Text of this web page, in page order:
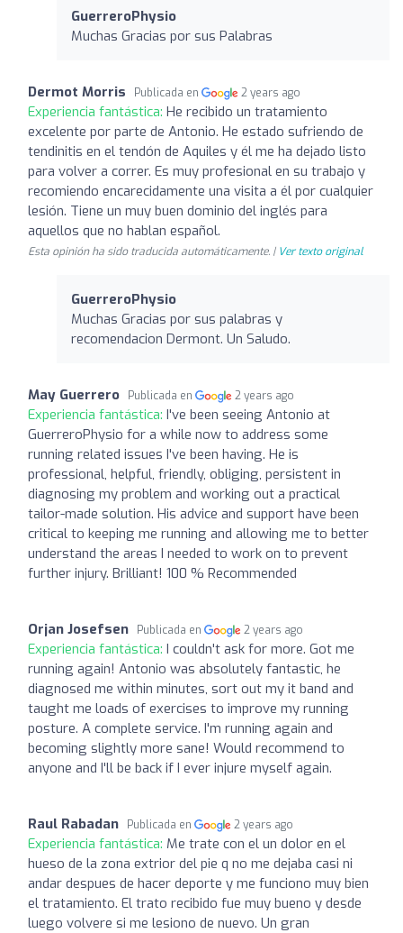
GuerreroPhysio
Muchas Gracias por sus Palabras
Dermot Morris Publicada en 2 years ago
Experiencia fantástica: He recibido un tratamiento
excelente por parte de Antonio. He estado sufriendo de
tendinitis en el tendón de Aquiles y él me ha dejado listo
para volver a correr. Es muy profesional en su trabajo y
recomiendo encarecidamente una visita a él por cualquier
lesión. Tiene un muy buen dominio del inglés para
aquellos que no hablan español.
Esta opinión ha sido traducida automáticamente. | Ver texto original
GuerreroPhysio
Muchas Gracias por sus palabras y
recomendacion Dermont. Un Saludo.
May Guerrero Publicada en 2 years ago
Experiencia fantástica: I've been seeing Antonio at
GuerreroPhysio for a while now to address some
running related issues I've been having. He is
professional, helpful, friendly, obliging, persistent in
diagnosing my problem and working out a practical
tailor-made solution. His advice and support have been
critical to keeping me running and allowing me to better
understand the areas I needed to work on to prevent
further injury. Brilliant! 100 % Recommended
Orjan Josefsen Publicada en 2 years ago
Experiencia fantástica: I couldn't ask for more. Got me
running again! Antonio was absolutely fantastic, he
diagnosed me within minutes, sort out my it band and
taught me loads of exercises to improve my running
posture. A complete service. I'm running again and
becoming slightly more sane! Would recommend to
anyone and I'll be back if I ever injure myself again.
Raul Rabadan Publicada en 2 years ago
Experiencia fantástica: Me trate con el un dolor en el
hueso de la zona extrior del pie q no me dejaba casi ni
andar despues de hacer deporte y me funciono muy bien
el tratamiento. El trato recibido fue muy bueno y desde
luego volvere si me lesiono de nuevo. Un gran